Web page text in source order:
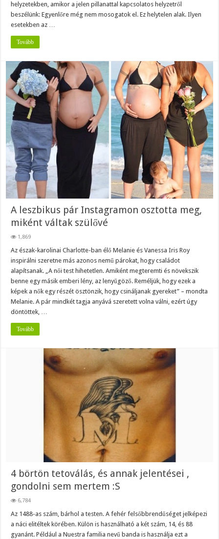
helyzetekben, amikor a jelen pillanattal kapcsolatos helyzetről
beszélünk: Egyenlőre még nem mosogatok el. Ez helytelen alak. Ilyen
esetekben az …
Tovább
A leszbikus pár Instagramon osztotta meg,
miként váltak szülővé
1,869
Az észak-karolinai Charlotte-ban élő Melanie és Vanessa Iris Roy
inspirálni szeretne más azonos nemű párokat, hogy családot
alapítsanak. „A női test hihetetlen. Amiként megteremti és növekszik
benne egy másik emberi lény, az lenyűgöző. Reméljük, hogy ezek a
képek a nők egy részét ösztönzik, hogy csináljanak gyereket” – mondta
Melanie. A pár mindkét tagja anyává szeretett volna válni, ezért úgy
döntöttek, …
Tovább
4 börtön tetoválás, és annak jelentései ,
gondolni sem mertem :S
6,784
Az 1488-as szám, bárhol a testen. A fehér felsőbbrendűséget jelképezi
a náci elitéltek körében. Külön is használható a két szám, 14, és 88
gyanánt. Például a Nuestra familia nevű banda is használja ezt a